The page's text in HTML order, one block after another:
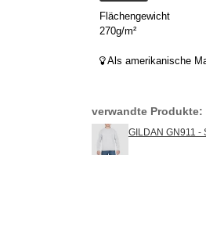
Flächengewicht
270g/m²
Als amerikanische
verwandte Produkte:
GILDAN GN911 -